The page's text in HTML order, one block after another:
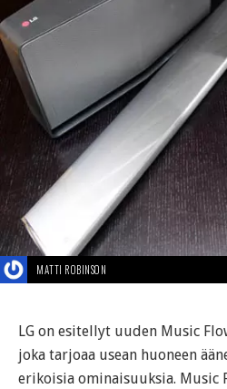
MATTI ROBINSON
LG on esitellyt uuden Music
joka tarjoaa usean huoneen
erikoisia ominaisuuksia. Music